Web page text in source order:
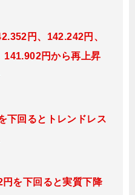
円、142.242円、
141.902円から再上昇
下回るとトレンドレス
を下回ると実質下降